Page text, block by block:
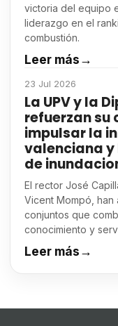
victoria del equipo
liderazgo en el
combustión.
Leer más→
23 Jul 2026
La UPV y la
refuerzan
impulsar la
valenciana y
de
El rector José
Vicent Mompó,
conjuntos que
conocimiento y
Leer más→